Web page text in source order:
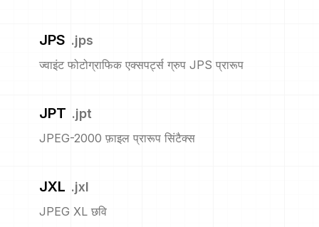
JPS .jps
ज्वाइंट फोटोग्राफिक एक्सपर्ट्स ग्रुप JPS प्रारूप
JPT .jpt
JPEG-2000 फ़ाइल प्रारूप सिंटैक्स
JXL .jxl
JPEG XL छवि